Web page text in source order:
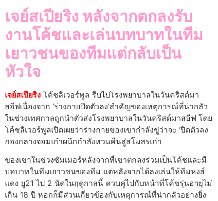
เจย์สเปียริง หลังจากตกลงรับ
งานโค้ชและเล่นบทบาทในทีม
เยาวชนของทีมแต่กลับเป็น
หัวใจ
เจย์สเปียริง โค้ชลิเวอร์พูล รีบไปโรงพยาบาลในวันคริสต์มา
สอีฟเนื่องจาก ‘ร่างกายปิดตัวลง’สําคัญของเหตุการณ์ที่น่ากลัว
ในช่วงเทศกาลถูกนําตัวส่งโรงพยาบาลในวันคริสต์มาสอีฟ โดย
โค้ชลิเวอร์พูลเปิดเผยว่าร่างกายของเขากําลังขู่ว่าจะ ‘ปิดตัวลง
กองกลางจอมเก๋าผนึกกําลังหวนคืนสู่สโมสรเก่า
ของเขาในช่วงซัมเมอร์หลังจากที่เขาตกลงร่วมเป็นโค้ชและมี
บทบาทในทีมเยาวชนของทีม แต่หลังจากได้ลงเล่นให้ทีมหงส์
แดง ยู21 ไป 2 นัดในฤดูกาลนี้ ควบคู่ไปกับหน้าที่โค้ชรุ่นอายุไม่
เกิน 18 ปี หอกก็มีส่วนเกี่ยวข้องกับเหตุการณ์ที่น่ากลัวอย่างยิ่ง